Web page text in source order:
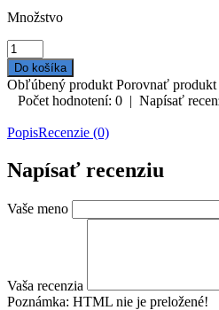
Množstvo
Obľúbený produkt Porovnať produkt
Počet hodnotení: 0 | Napísať
PopisRecenzie (0)
Napísať recenziu
Vaše meno
Vaša recenzia
Poznámka: HTML nie je preložené!